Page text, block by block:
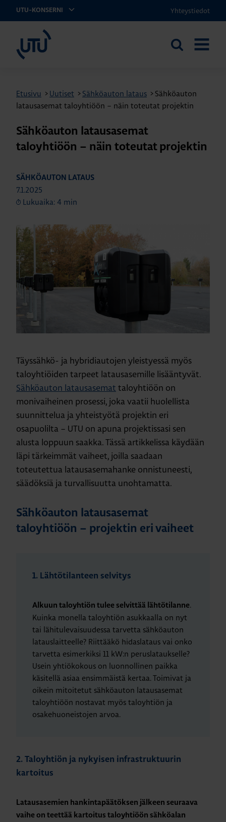
UTU-KONSERNI Yhteystiedot
Etsi
Etusivu > Uutiset > Sähköauton lataus > Sähköauton
latausasemat taloyhtiöön – näin toteutat projektin
Sähköauton latausasemat
taloyhtiöön – näin toteutat projektin
SÄHKÖAUTON LATAUS
7.1.2025
Lukuaika: 4 min
Täyssähkö- ja hybridiautojen yleistyessä myös
taloyhtiöiden tarpeet latausasemille lisääntyvät.
Sähköauton latausasemat taloyhtiöön on
monivaiheinen prosessi, joka vaatii huolellista
suunnittelua ja yhteistyötä projektin eri
osapuolilta – UTU on apuna projektissasi sen
alusta loppuun saakka. Tässä artikkelissa käydään
läpi tärkeimmät vaiheet, joilla saadaan
toteutettua latausasemahanke onnistuneesti,
säädöksiä ja turvallisuutta unohtamatta.
Sähköauton latausasemat
taloyhtiöön – projektin eri vaiheet
1. Lähtötilanteen selvitys
Alkuun taloyhtiön tulee selvittää lähtötilanne.
Kuinka monella taloyhtiön asukkaalla on nyt
tai lähitulevaisuudessa tarvetta sähköauton
latauslaitteelle? Riittääkö hidaslataus vai onko
tarvetta esimerkiksi 11 kW:n peruslataukselle?
Usein yhtiökokous on luonnollinen paikka
käsitellä asiaa ensimmäistä kertaa. Toimivat ja
oikein mitoitetut sähköauton latausasemat
taloyhtiöön nostavat myös taloyhtiön ja
osakehuoneistojen arvoa.
2. Taloyhtiön ja nykyisen infrastruktuurin
kartoitus
Latausasemien hankintapäätöksen jälkeen seuraava
vaihe on teettää kartoitus taloyhtiöön sähköalan